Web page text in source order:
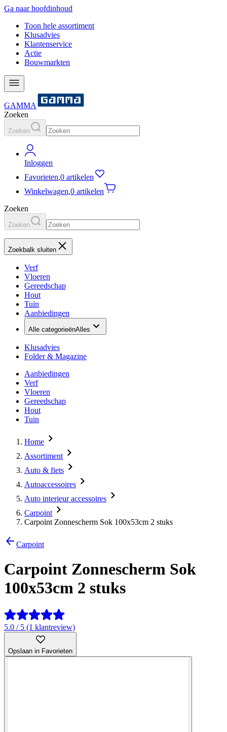
Ga naar hoofdinhoud
Toon hele assortiment
Klusadvies
Klantenservice
Actie
Bouwmarkten
GAMMA
Zoeken
Zoeken
Inloggen
Favorieten,0 artikelen
Winkelwagen,0 artikelen
Zoeken
Zoeken
Zoekbalk sluiten
Verf
Vloeren
Gereedschap
Hout
Tuin
Aanbiedingen
Alle categorieënAlles
Klusadvies
Folder & Magazine
Aanbiedingen
Verf
Vloeren
Gereedschap
Hout
Tuin
Home
Assortiment
Auto & fiets
Autoaccessoires
Auto interieur accessoires
Carpoint
Carpoint Zonnescherm Sok 100x53cm 2 stuks
Carpoint
Carpoint Zonnescherm Sok
100x53cm 2 stuks
5.0 / 5 (1 klantreview)
Opslaan in Favorieten